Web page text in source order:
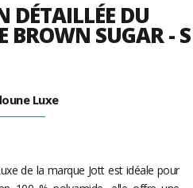
DÉTAILLÉE DU
SUGAR - S
Luxe
de la marque Jott est idéale pour